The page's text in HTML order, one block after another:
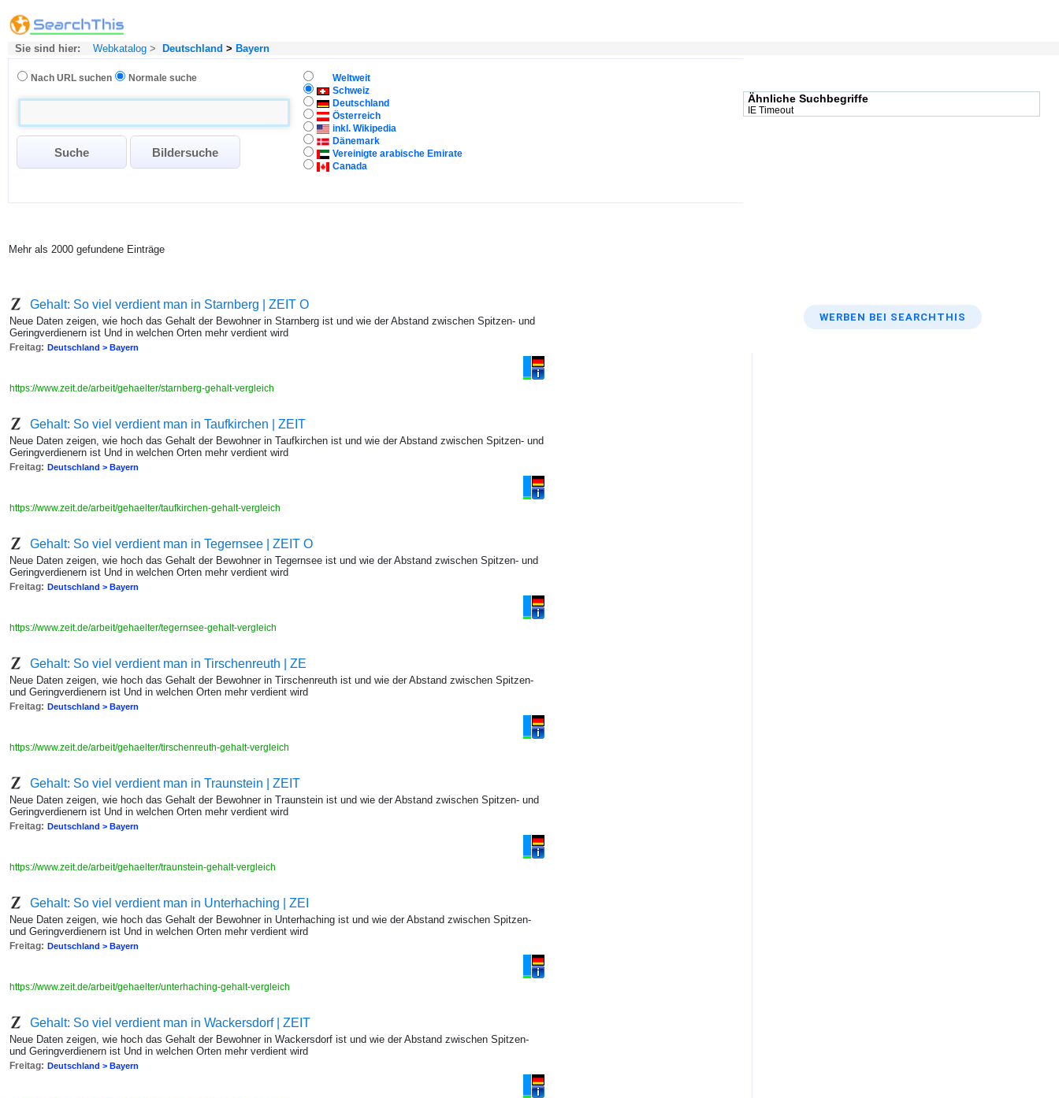
Sie sind hier: Webkatalog > Deutschland > Bayern
Nach URL suchen Normale suche
Weltweit
Schweiz
Deutschland
Österreich
inkl. Wikipedia
Dänemark
Vereinigte arabische Emirate
Canada
Mehr als 2000 gefundene Einträge
Gehalt: So viel verdient man in Starnberg | ZEIT O
Neue Daten zeigen, wie hoch das Gehalt der Bewohner in Starnberg ist und wie der Abstand zwischen Spitzen- und
Geringverdienern ist Und in welchen Orten mehr verdient wird
Freitag: Deutschland > Bayern
https://www.zeit.de/arbeit/gehaelter/starnberg-gehalt-vergleich
Gehalt: So viel verdient man in Taufkirchen | ZEIT
Neue Daten zeigen, wie hoch das Gehalt der Bewohner in Taufkirchen ist und wie der Abstand zwischen Spitzen- und
Geringverdienern ist Und in welchen Orten mehr verdient wird
Freitag: Deutschland > Bayern
https://www.zeit.de/arbeit/gehaelter/taufkirchen-gehalt-vergleich
Gehalt: So viel verdient man in Tegernsee | ZEIT O
Neue Daten zeigen, wie hoch das Gehalt der Bewohner in Tegernsee ist und wie der Abstand zwischen Spitzen- und
Geringverdienern ist Und in welchen Orten mehr verdient wird
Freitag: Deutschland > Bayern
https://www.zeit.de/arbeit/gehaelter/tegernsee-gehalt-vergleich
Gehalt: So viel verdient man in Tirschenreuth | ZE
Neue Daten zeigen, wie hoch das Gehalt der Bewohner in Tirschenreuth ist und wie der Abstand zwischen Spitzen-
und Geringverdienern ist Und in welchen Orten mehr verdient wird
Freitag: Deutschland > Bayern
https://www.zeit.de/arbeit/gehaelter/tirschenreuth-gehalt-vergleich
Gehalt: So viel verdient man in Traunstein | ZEIT
Neue Daten zeigen, wie hoch das Gehalt der Bewohner in Traunstein ist und wie der Abstand zwischen Spitzen- und
Geringverdienern ist Und in welchen Orten mehr verdient wird
Freitag: Deutschland > Bayern
https://www.zeit.de/arbeit/gehaelter/traunstein-gehalt-vergleich
Gehalt: So viel verdient man in Unterhaching | ZEI
Neue Daten zeigen, wie hoch das Gehalt der Bewohner in Unterhaching ist und wie der Abstand zwischen Spitzen-
und Geringverdienern ist Und in welchen Orten mehr verdient wird
Freitag: Deutschland > Bayern
https://www.zeit.de/arbeit/gehaelter/unterhaching-gehalt-vergleich
Gehalt: So viel verdient man in Wackersdorf | ZEIT
Neue Daten zeigen, wie hoch das Gehalt der Bewohner in Wackersdorf ist und wie der Abstand zwischen Spitzen-
und Geringverdienern ist Und in welchen Orten mehr verdient wird
Freitag: Deutschland > Bayern